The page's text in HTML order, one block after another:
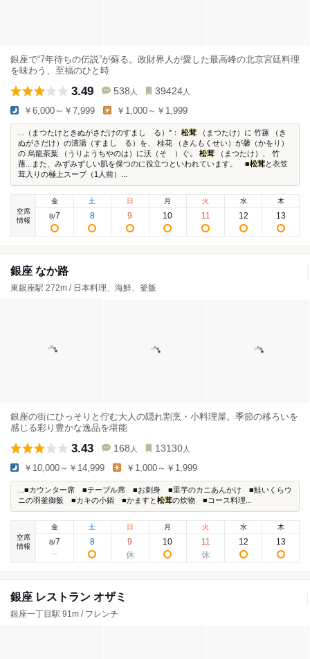
銀座で“7年待ちの伝説”が蘇る。政財界人が愛した最高峰の北京宮廷料理
を味わう、至福のひと時
3.49 538 人 39424 人
￥6,000～￥7,999 ￥1,000～￥1,999
...（まつたけときぬがさだけのすましゞる）"： 松茸 （まつたけ）に 竹蓀 （き
ぬがさだけ）の清湯（すましゞる）を、 桂花 （きんもくせい）が馨（かをり）
の 烏龍茶葉 （うりようちやのは）に沃（そゝ）ぐ。 松茸 （まつたけ）、 竹
蓀...また、みずみずしい肌を保つのに役立つといわれています。 ■松茸と衣笠
茸入りの極上スープ（1人前）...
空席
情報
金
8/7
土
8
日
9
月
10
火
11
水
12
木
13
銀座 なか路
東銀座駅 272m / 日本料理、海鮮、釜飯
銀座の街にひっそりと佇む大人の隠れ割烹・小料理屋。季節の移ろいを
感じる彩り豊かな逸品を堪能
3.43 168 人 13130 人
￥10,000～￥14,999 ￥1,000～￥1,999
...■カウンター席 ■テーブル席 ■お刺身 ■里芋のカニあんかけ ■鮭いくらウ
ニの羽釜御飯 ■カキの小鍋 ■かますと松茸の炊物 ■コース料理...
空席
情報
金
8/7
土
8
日
9
月
10
火
11
水
12
木
13
銀座 レストラン オザミ
銀座一丁目駅 91m / フレンチ